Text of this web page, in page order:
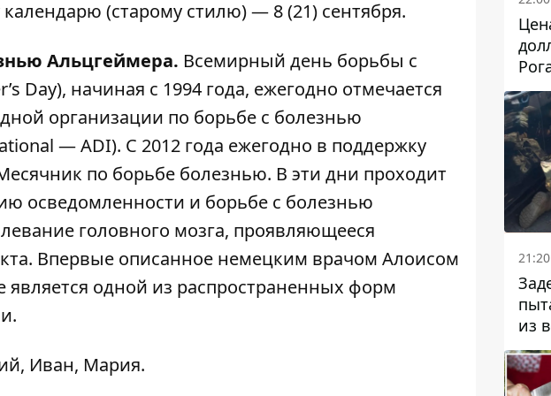
(старому стилю) — 8 (21) сентября.
Альцгеймера. Всемирный день борьбы с
Day), начиная с 1994 года, ежегодно отмечается
организации по борьбе с болезнью
— ADI). С 2012 года ежегодно в поддержку
по борьбе болезнью. В эти дни проходит
осведомленности и борьбе с болезнью
головного мозга, проявляющееся
Впервые описанное немецким врачом Алоисом
является одной из распространенных форм
Иван, Мария.
21:20
из
за